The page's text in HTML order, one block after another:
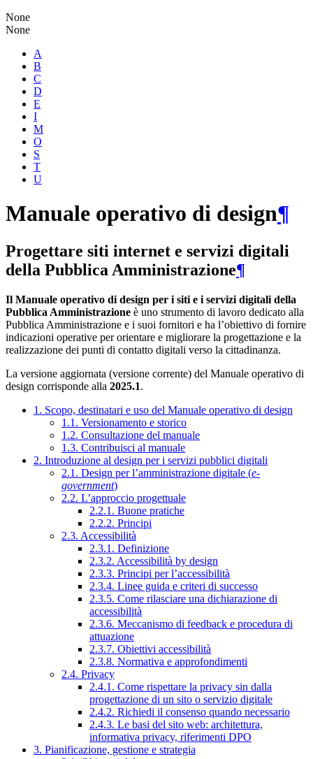
None
None
A
B
C
D
E
I
M
O
S
T
U
Manuale operativo di design¶
Progettare siti internet e servizi digitali
della Pubblica Amministrazione¶
Il Manuale operativo di design per i siti e i servizi digitali della
Pubblica Amministrazione è uno strumento di lavoro dedicato alla
Pubblica Amministrazione e i suoi fornitori e ha l’obiettivo di fornire
indicazioni operative per orientare e migliorare la progettazione e la
realizzazione dei punti di contatto digitali verso la cittadinanza.
La versione aggiornata (versione corrente) del Manuale operativo di
design corrisponde alla 2025.1.
1. Scopo, destinatari e uso del Manuale operativo di design
1.1. Versionamento e storico
1.2. Consultazione del manuale
1.3. Contribuisci al manuale
2. Introduzione al design per i servizi pubblici digitali
2.1. Design per l’amministrazione digitale (e-
government)
2.2. L’approccio progettuale
2.2.1. Buone pratiche
2.2.2. Principi
2.3. Accessibilità
2.3.1. Definizione
2.3.2. Accessibilità by design
2.3.3. Principi per l’accessibilità
2.3.4. Linee guida e criteri di successo
2.3.5. Come rilasciare una dichiarazione di
accessibilità
2.3.6. Meccanismo di feedback e procedura di
attuazione
2.3.7. Obiettivi accessibilità
2.3.8. Normativa e approfondimenti
2.4. Privacy
2.4.1. Come rispettare la privacy sin dalla
progettazione di un sito o servizio digitale
2.4.2. Richiedi il consenso quando necessario
2.4.3. Le basi del sito web: architettura,
informativa privacy, riferimenti DPO
3. Pianificazione, gestione e strategia